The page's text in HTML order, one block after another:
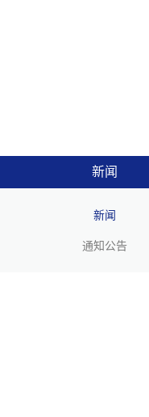
新闻
新闻
通知公告